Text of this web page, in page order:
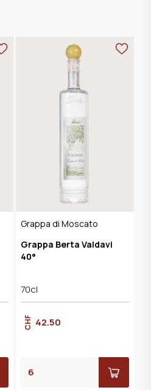
Grappa di Moscato
Grappa Berta Valdavi
40°
70cl
CHF 42.50